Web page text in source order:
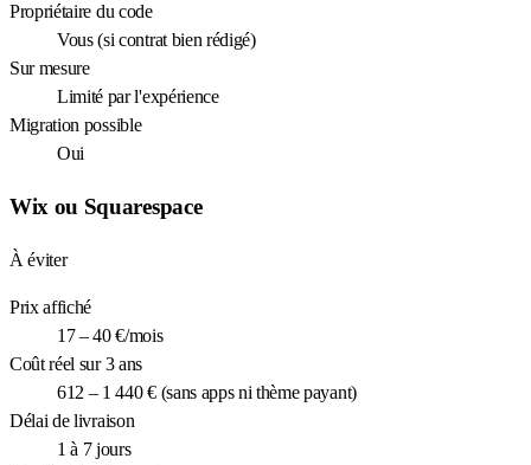
Propriétaire du code
Vous (si contrat bien rédigé)
Sur mesure
Limité par l'expérience
Migration possible
Oui
Wix ou Squarespace
À éviter
Prix affiché
17 – 40 €/mois
Coût réel sur 3 ans
612 – 1 440 € (sans apps ni thème payant)
Délai de livraison
1 à 7 jours